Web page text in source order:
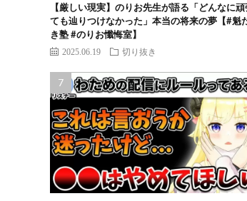
【厳しい現実】のりお先生が語る「どんなに頑
ても辿りつけなかった」本当の将来の夢【#魁
き塾 #のりお懺悔室】
2025.06.19 切り抜き